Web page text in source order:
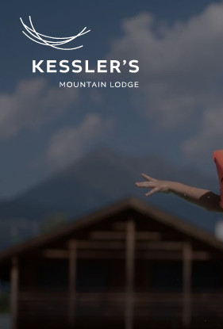
PREISE CHALETS
ANGEBOTE
WELLNESSOASE
DE IT EN